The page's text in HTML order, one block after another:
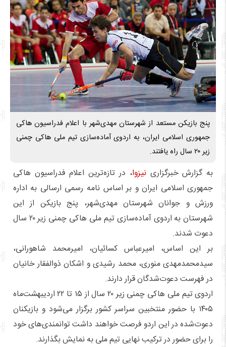
پنج بازیکن مستعد از شهرستان مهدی‌شهر با اعلام فدراسیون هاکی
جمهوری اسلامی ایران، به اردوی آماده‌سازی تیم ملی هاکی چمنی
زیر ۲۰ سال راه یافتند.
به گزارش خبرگزارینیزوا، در تازه‌ترین اعلام فدراسیون هاکی
جمهوری اسلامی ایران و بر اساس نامه رسمی ارسالی به اداره
ورزش و جوانان شهرستان مهدی‌شهر، پنج بازیکن از این
شهرستان به اردوی آماده‌سازی تیم ملی هاکی چمنی زیر ۲۰ سال
دعوت شدند.
بر این اساس، امیرعباس کسائیان، امیرمحمد شاهورانی،
سیدمحمدمهدی منوری، محمد رشیدی و اشکان ذوالفقار خانیان
در فهرست دعوت‌شدگان قرار دارند.
اردوی تیم ملی هاکی چمنی زیر ۲۰ سال از ۱۵ تا ۲۲ اردیبهشت‌ماه
۱۴۰۵ با حضور منتخبین سراسر کشور برگزار می‌شود و بازیکنان
دعوت‌شده در این اردو فرصت خواهند داشت توانمندی‌های خود
را برای حضور در ترکیب نهایی تیم ملی به نمایش بگذارند.